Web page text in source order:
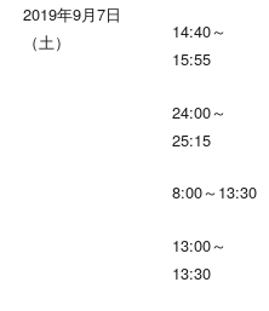
2019年9月7日
（土）
14:40～
15:55
24:00～
25:15
8:00～13:30
13:00～
13:30